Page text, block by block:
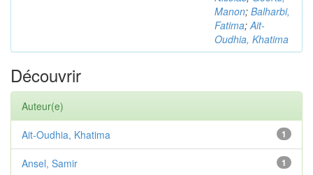
Manon; Balharbi,
Fatima;Ait-
Oudhia, Khatima
Découvrir
Auteur(e)
1
Ait-Oudhia, Khatima
1
Ansel, Samir